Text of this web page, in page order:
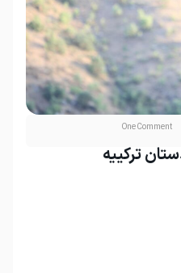
One Comment
ترکییە